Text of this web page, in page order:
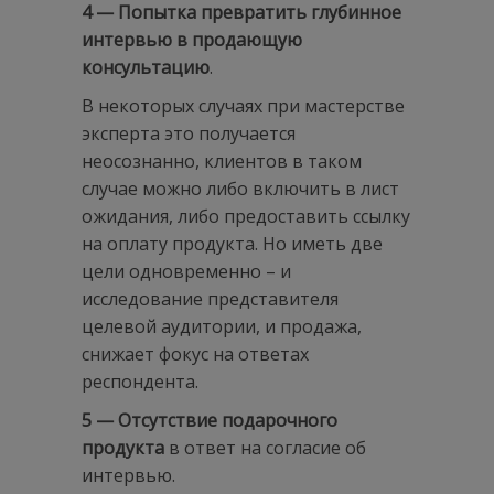
4 — Попытка превратить глубинное
интервью в продающую
консультацию.
В некоторых случаях при мастерстве
эксперта это получается
неосознанно, клиентов в таком
случае можно либо включить в лист
ожидания, либо предоставить ссылку
на оплату продукта. Но иметь две
цели одновременно – и
исследование представителя
целевой аудитории, и продажа,
снижает фокус на ответах
респондента.
5 — Отсутствие подарочного
продукта в ответ на согласие об
интервью.